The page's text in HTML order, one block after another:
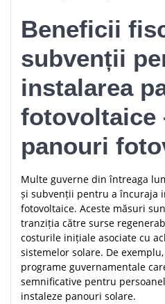
Beneficii
subvenții
instalarea
fotovoltaice
panouri
Multe guverne din întreaga
și subvenții pentru a încuraja
fotovoltaice. Aceste măsuri
tranziția către surse
costurile inițiale asociate cu
sistemelor solare. De
programe guvernamentale
semnificative pentru
instaleze panouri solare.